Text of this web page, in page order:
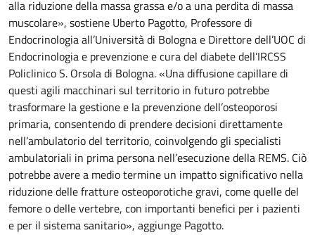
alla riduzione della massa grassa e/o a una perdita di massa
muscolare», sostiene Uberto Pagotto, Professore di
Endocrinologia all’Università di Bologna e Direttore dell’UOC di
Endocrinologia e prevenzione e cura del diabete dell’IRCSS
Policlinico S. Orsola di Bologna. «Una diffusione capillare di
questi agili macchinari sul territorio in futuro potrebbe
trasformare la gestione e la prevenzione dell’osteoporosi
primaria, consentendo di prendere decisioni direttamente
nell’ambulatorio del territorio, coinvolgendo gli specialisti
ambulatoriali in prima persona nell’esecuzione della REMS. Ciò
potrebbe avere a medio termine un impatto significativo nella
riduzione delle fratture osteoporotiche gravi, come quelle del
femore o delle vertebre, con importanti benefici per i pazienti
e per il sistema sanitario», aggiunge Pagotto.